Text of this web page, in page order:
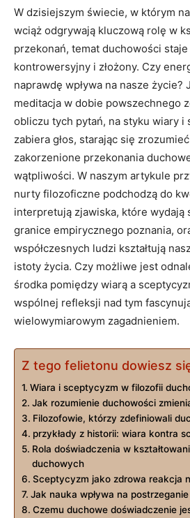
W dzisiejszym świecie, w którym
wciąż odgrywają ‍kluczową ⁢rolę w
przekonań,⁣ temat duchowości
kontrowersyjny i złożony. Czy
naprawdę ​wpływa na nasze życie?
meditacja w ‍dobie powszechnego
⁢obliczu ​tych⁢ pytań, na styku wiary i⁣
zabiera ‌głos, starając się
zakorzenione przekonania
wątpliwości. W naszym artykule‍
nurty filozoficzne podchodzą do⁤
⁣interpretują zjawiska,​ które wydają‍
granice empirycznego poznania,
współczesnych ⁢ludzi kształtują⁤
‍istoty życia. Czy możliwe jest
środka pomiędzy wiarą ⁢a
wspólnej refleksji​ nad tym
wielowymiarowym zagadnieniem.
Z tego felietonu dowiesz
Wiara i sceptycyzm ‍w ⁢filozofii
Jak rozumienie duchowości
Filozofowie, którzy‍ zdefiniowali
przykłady‍ z historii: wiara kontra
Rola doświadczenia w
duchowych
Sceptycyzm jako zdrowa reakcja
Jak ⁣nauka wpływa na
Czemu⁢ duchowe doświadczenie‌